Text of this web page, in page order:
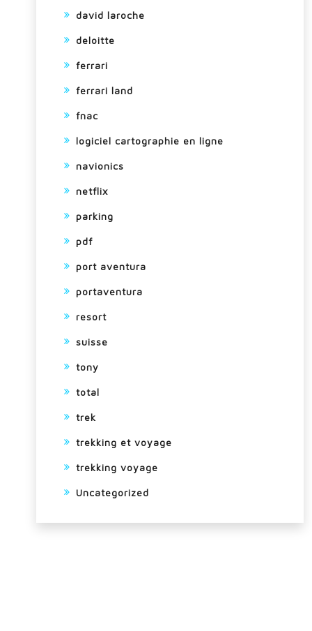
david laroche
deloitte
ferrari
ferrari land
fnac
logiciel cartographie en ligne
navionics
netflix
parking
pdf
port aventura
portaventura
resort
suisse
tony
total
trek
trekking et voyage
trekking voyage
Uncategorized